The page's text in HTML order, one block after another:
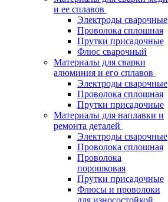
и ее сплавов
Электроды сварочные
Проволока сплошная
Прутки присадочные
Флюс сварочный
Материалы для сварки
алюминия и его сплавов
Электроды сварочные
Проволока сплошная
Прутки присадочные
Материалы для наплавки и
ремонта деталей
Электроды сварочные
Проволока сплошная
Проволока
порошковая
Прутки присадочные
Флюсы и проволоки
для износостойкой